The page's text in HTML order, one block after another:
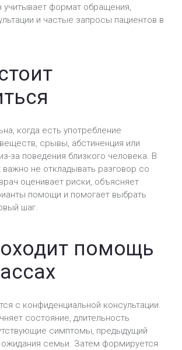
от метамфетамина в
от Экстази в Черкассах
зависимости в
зависимости в Черкассах
от амфетамина в
учитывает формат обращения,
и частые запросы пациентов в
когда есть употребление
срывы, абстиненция или
за поведения близкого человека. В
важно не откладывать разговор со
оценивает риски, объясняет
помощи и помогает выбрать
шаг.
помощь
с конфиденциальной консультации.
состояние, длительность
симптомы, предыдущий
семьи. Затем формируется